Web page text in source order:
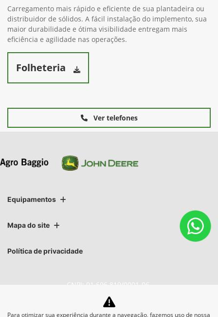
Carregamento mais rápido e eficiente de sua plantadeira ou
distribuidor de sólidos. A fácil instalação do implemento, sua
maior durabilidade e ótima visibilidade entregam mais
eficiência e agilidade nas operações.
Folheteria
Ver telefones
Equipamentos
Mapa do site
Política de privacidade
CNPJ: 01.696.819/0001-06
Para otimizar sua experiência durante a navegação, fazemos uso de nossa